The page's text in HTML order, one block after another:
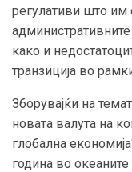
регулативи што им
како и
транзиција во
Зборувајќи на
новата валута на
глобална
година во